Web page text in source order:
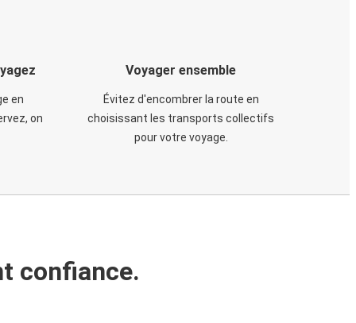
en
on
Voyager ensemble
Évitez d'encombrer la route en
choisissant les transports collectifs
pour votre voyage.
confiance.